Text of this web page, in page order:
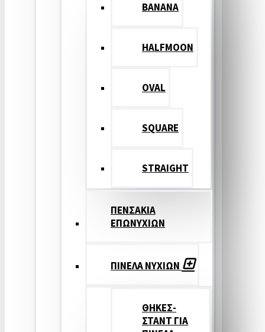
BANANA
HALFMOON
OVAL
SQUARE
STRAIGHT
ΠΕΝΣΑΚΙΑ
ΕΠΩΝΥΧΙΩΝ
ΠΙΝΕΛΑ ΝΥΧΙΩΝ
ΘΗΚΕΣ-
ΣΤΑΝΤ ΓΙΑ